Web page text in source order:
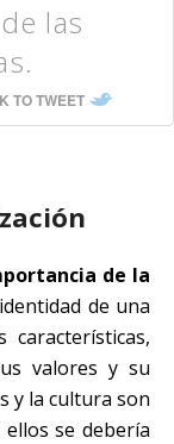
las
TO TWEET
de la
de una
valores y su
y la cultura son
se debería